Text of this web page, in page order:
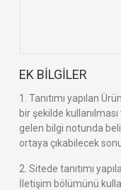
EK BİLGİLER
1. Tanıtımı yapılan
bir şekilde
gelen bilgi notunda
ortaya çıkabilecek
2. Sitede tanıtımı
İletişim bölümünü